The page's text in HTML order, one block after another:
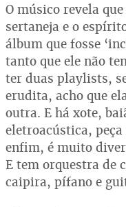
O músico revela
sertaneja e o
álbum que fosse
tanto que ele não
ter duas playlists,
erudita, acho que
outra. E há xote,
eletroacústica,
enfim, é muito
E tem orquestra de
caipira, pífano e